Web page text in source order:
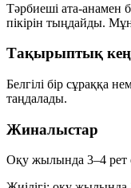
Тәрбиеші ата-анамен
пікірін тыңдайды.
Тақырыптық
Белгілі бір сұраққа
таңдалады.
Жиналыстар
Оқу жылында 3–4 рет